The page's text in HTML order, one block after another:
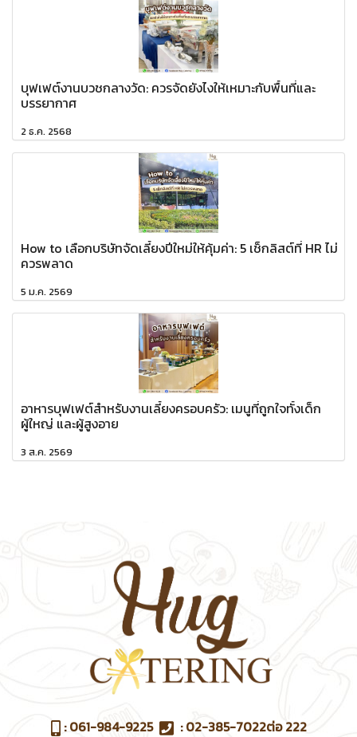
บุฟเฟต์งานบวชกลางวัด: ควรจัดยังไงให้เหมาะกับพื้นที่และ
บรรยากาศ
2 ธ.ค. 2568
How to เลือกบริษัทจัดเลี้ยงปีใหม่ให้คุ้มค่า: 5 เช็กลิสต์ที่ HR ไม่
ควรพลาด
5 ม.ค. 2569
อาหารบุฟเฟต์สำหรับงานเลี้ยงครอบครัว: เมนูที่ถูกใจทั้งเด็ก
ผู้ใหญ่ และผู้สูงอาย
3 ส.ค. 2569
:061-984-9225 :02-385-7022ต่อ 222